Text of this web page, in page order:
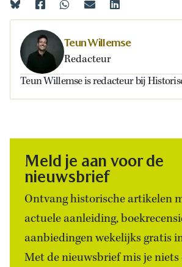
Teun Willemse
Redacteur
Teun Willemse is redacteur bij
Meld je aan voor de
nieuwsbrief
Ontvang historische artikelen
actuele aanleiding,
aanbiedingen wekelijks gratis
Met de nieuwsbrief mis je niets